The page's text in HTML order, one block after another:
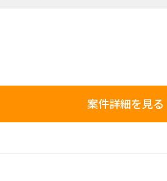
われていない状況でした。
会社規模拡大に伴いしっかりオペレー
いと考えております。
エンジニアが弊社内にいるため、シス
案件詳細を見る